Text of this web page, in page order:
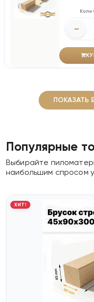
–
ПОКАЗАТЬ
Популярные
Выбирайте
наибольшим спросом
ХИТ!